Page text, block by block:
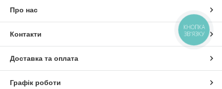
Про нас
Контакти
Доставка та оплата
Графік роботи
КНОПКА
ЗВ'ЯЗКУ